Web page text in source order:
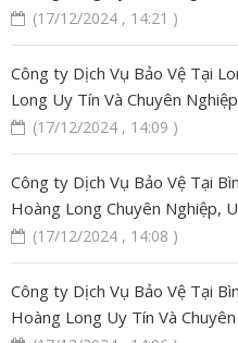
(17/12/2024 , 14:21 )
Công ty Dịch Vụ Bảo Vệ Tại
Long Uy Tín Và Chuyên Nghiệp
(17/12/2024 , 14:09 )
Công ty Dịch Vụ Bảo Vệ Tại
Hoàng Long Chuyên Nghiệp,
(17/12/2024 , 14:08 )
Công ty Dịch Vụ Bảo Vệ Tại
Hoàng Long Uy Tín Và